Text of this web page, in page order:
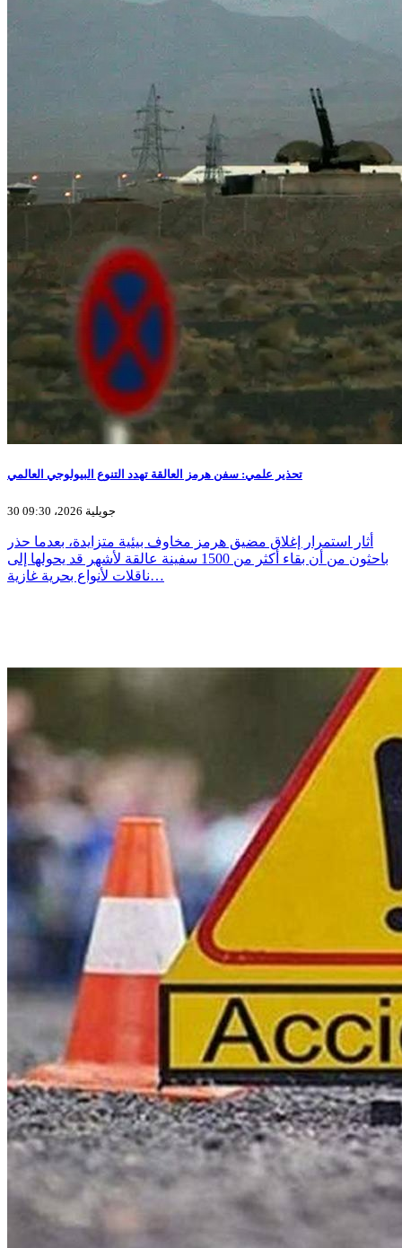
تحذير علمي: سفن هرمز العالقة تهدد التنوع البيولوجي العالمي
30 جويلية 2026، 09:30
أثار استمرار إغلاق مضيق هرمز مخاوف بيئية متزايدة، بعدما حذر
باحثون من أن بقاء أكثر من 1500 سفينة عالقة لأشهر قد يحولها إلى
ناقلات لأنواع بحرية غازية…